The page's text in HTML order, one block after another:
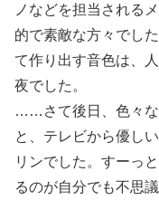
ノなどを担当される
的で素敵な方々でし
て作り出す音色は、
夜でした。
……さて後日、色々な
と、テレビから優し
リンでした。すーっ
るのが自分でも不思